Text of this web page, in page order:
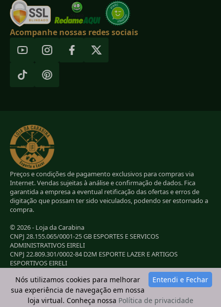
Acompanhe nossas redes sociais
Preços e condições de pagamento exclusivos para compras via
Internet. Vendas sujeitas à análise e confirmação de dados. Fica
garantida a empresa a eventual retificação das ofertas e erros de
digitação que possam ter sido veiculados, podendo ser estornado a
compra.
© 2026 - Loja da Carabina
CNPJ 28.155.065/0001-25 GB ESPORTES E SERVICOS
ADMINISTRATIVOS EIRELI
CNPJ 22.809.301/0002-84 D2M ESPORTE LAZER E ARTIGOS
ESPORTIVOS EIRELI
CNPJ 38.283.264/0001-72 LC ESPORTES E LAZER LTDA
CNPJ 42.084.009/0001-78 2G E B ESPORTE E LAZER LTDAEntendi e Fechar
Nós utilizamos cookies para melhorar
sua experiência de navegação em nossa
loja virtual. Conheça nossa Política de privacidade